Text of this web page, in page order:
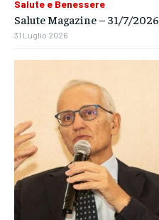
Salute e Benessere
Salute Magazine – 31/7/2026
31 Luglio 2026